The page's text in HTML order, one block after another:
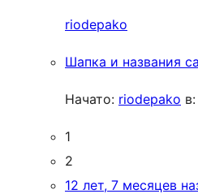
riodepako
Шапка и названия
Начато: riodepako в:
1
2
12 лет, 7 месяцев